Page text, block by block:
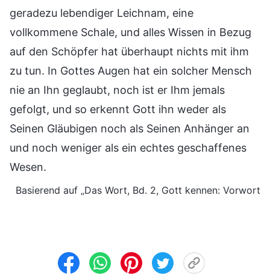
geradezu lebendiger Leichnam, eine
vollkommene Schale, und alles Wissen in Bezug
auf den Schöpfer hat überhaupt nichts mit ihm
zu tun. In Gottes Augen hat ein solcher Mensch
nie an Ihn geglaubt, noch ist er Ihm jemals
gefolgt, und so erkennt Gott ihn weder als
Seinen Gläubigen noch als Seinen Anhänger an
und noch weniger als ein echtes geschaffenes
Wesen.
Basierend auf „Das Wort, Bd. 2, Gott kennen: Vorwort